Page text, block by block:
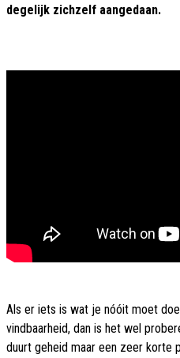
degelijk zichzelf aangedaan.
Als er iets is wat je nóóit moet
vindbaarheid, dan is het wel
duurt geheid maar een zeer korte